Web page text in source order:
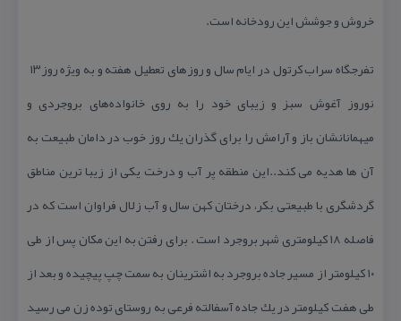
خروش و جوشش این رودخانه است.
نوروز آغوش سبز و زیبای خود را به روی خانواده‌های بروجردی و
میهمانانشان باز و آرامش را برای گذران یك روز خوب در دامان طبیعت به
آن ها هدیه می كند..این منطقه پر آب و درخت یكی از زیبا ترین مناطق
گردشگری با طبیعتی بكر، درختان كهن سال و آب زلال فراوان است كه در
فاصله ۱۸ كیلومتری شهر بروجرد است . برای رفتن به این مكان پس از طی
۱۰ كیلومتر از مسیر جاده بروجرد به اشترینان به سمت چپ پیچیده و بعد از
طی هفت كیلومتر در یك جاده آسفالته فرعی به روستای توده زن می رسید